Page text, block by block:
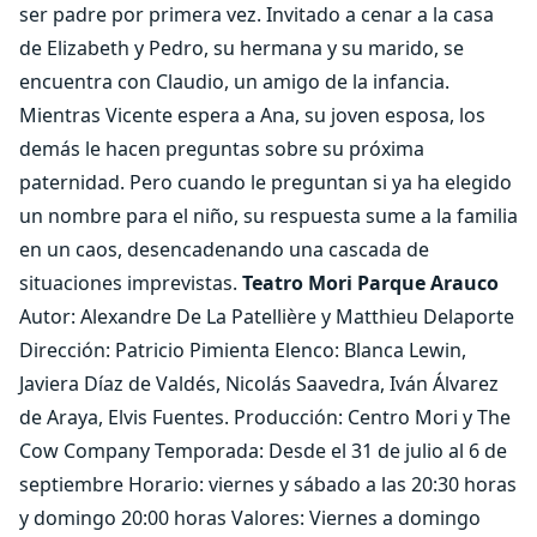
ser padre por primera vez. Invitado a cenar a la casa
de Elizabeth y Pedro, su hermana y su marido, se
encuentra con Claudio, un amigo de la infancia.
Mientras Vicente espera a Ana, su joven esposa, los
demás le hacen preguntas sobre su próxima
paternidad. Pero cuando le preguntan si ya ha elegido
un nombre para el niño, su respuesta sume a la familia
en un caos, desencadenando una cascada de
situaciones imprevistas. Teatro Mori Parque Arauco
Autor: Alexandre De La Patellière y Matthieu Delaporte
Dirección: Patricio Pimienta Elenco: Blanca Lewin,
Javiera Díaz de Valdés, Nicolás Saavedra, Iván Álvarez
de Araya, Elvis Fuentes. Producción: Centro Mori y The
Cow Company Temporada: Desde el 31 de julio al 6 de
septiembre Horario: viernes y sábado a las 20:30 horas
y domingo 20:00 horas Valores: Viernes a domingo